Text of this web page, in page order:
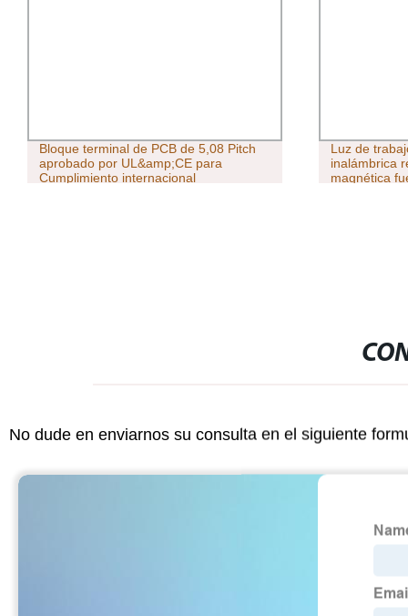
Bloque terminal de PCB de 5,08 Pitch
aprobado por UL&amp;CE para
Cumplimiento internacional
Luz de
inalámbrica
magnética
No dude en enviarnos su consulta en el siguiente